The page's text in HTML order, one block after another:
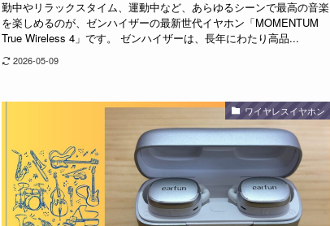
勤中やリラックスタイム、運動中など、あらゆるシーンで最高の音楽
を楽しめるのが、ゼンハイザーの最新世代イヤホン「MOMENTUM
True Wireless 4」です。 ゼンハイザーは、長年にわたり高品...
2026-05-09
ワイヤレスイヤホン